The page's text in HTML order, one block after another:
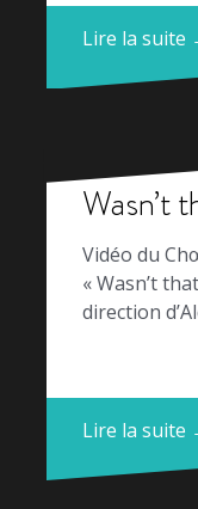
Lire la suite
Wasn’t
Vidéo du
« Wasn’t
direction
Lire la suite